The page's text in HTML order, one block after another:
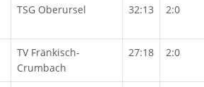
TSG Oberursel 32:13 2:0
TV Fränkisch-
Crumbach
27:18 2:0